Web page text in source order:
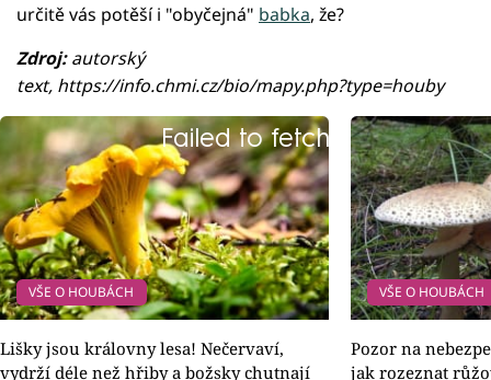
určitě vás potěší i "obyčejná" babka, že?
Zdroj:autorský
text, https://info.chmi.cz/bio/mapy.php?type=houby
Failed to fetch
VŠE O HOUBÁCH
Lišky jsou královny lesa! Nečervaví,
vydrží déle než hřiby a božsky chutnají
VŠE O HOUBÁCH
Pozor na
jak rozeznat